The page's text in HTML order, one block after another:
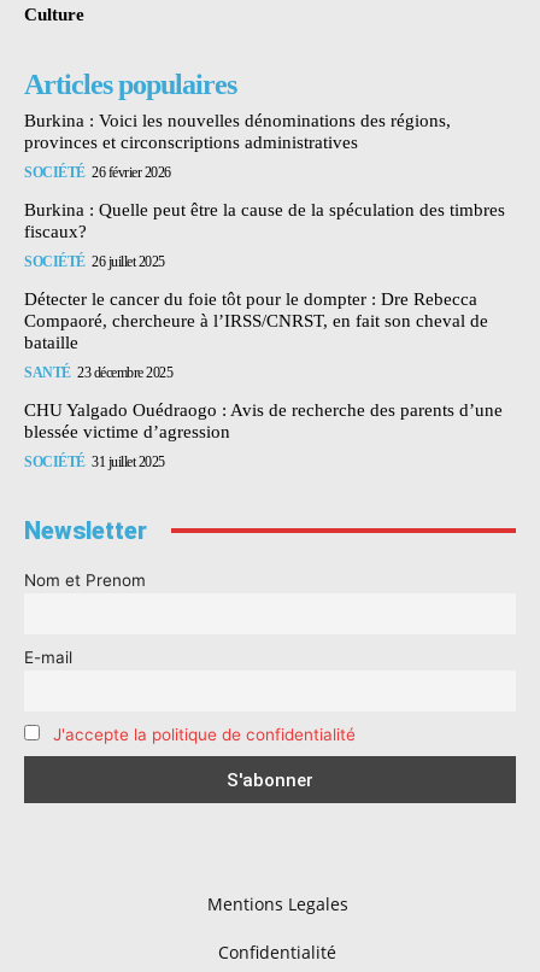
Culture
Articles populaires
Burkina : Voici les nouvelles dénominations des régions,
provinces et circonscriptions administratives
SOCIÉTÉ 26 février 2026
Burkina : Quelle peut être la cause de la spéculation des timbres
fiscaux?
SOCIÉTÉ 26 juillet 2025
Détecter le cancer du foie tôt pour le dompter : Dre Rebecca
Compaoré, chercheure à l’IRSS/CNRST, en fait son cheval de
bataille
SANTÉ 23 décembre 2025
CHU Yalgado Ouédraogo : Avis de recherche des parents d’une
blessée victime d’agression
SOCIÉTÉ 31 juillet 2025
Newsletter
Nom et Prenom
E-mail
J'accepte la politique de confidentialité
Mentions Legales
Confidentialité